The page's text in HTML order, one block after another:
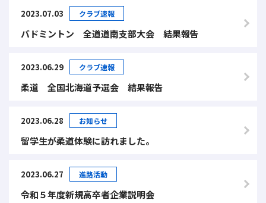
2023.07.03 クラブ速報
バドミントン 全道道南支部大会 結果報告
2023.06.29 クラブ速報
柔道 全国北海道予選会 結果報告
2023.06.28 お知らせ
留学生が柔道体験に訪れました。
2023.06.27 進路活動
令和５年度新規高卒者企業説明会